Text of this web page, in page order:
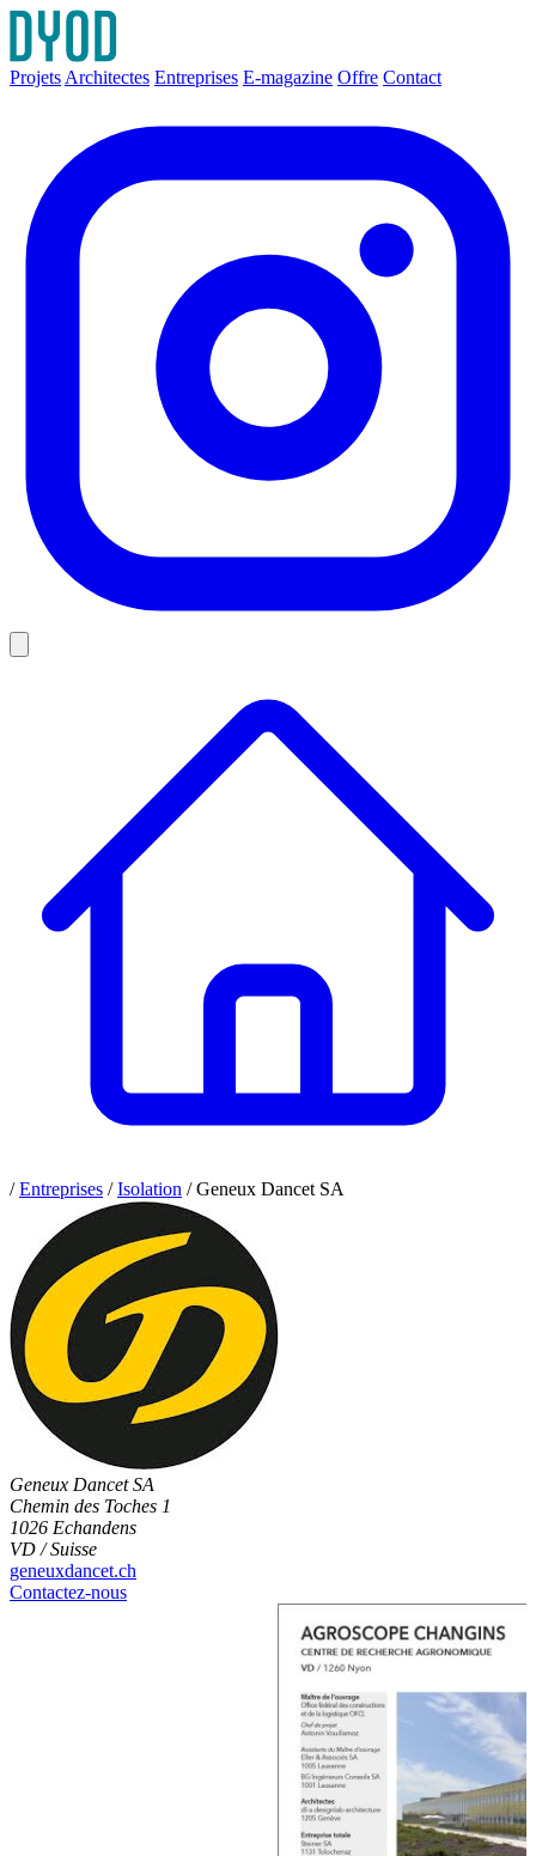
Projets Architectes Entreprises E-magazine Offre Contact
/ Entreprises / Isolation /Geneux Dancet SA
Geneux Dancet SA
Chemin des Toches 1
1026 Echandens
VD / Suisse
geneuxdancet.ch
Contactez-nous